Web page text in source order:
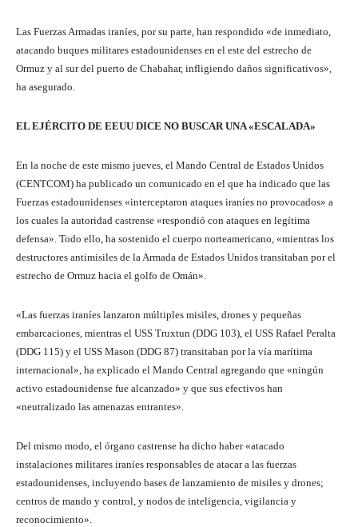
Las Fuerzas Armadas iraníes, por su parte, han respondido «de inmediato,
atacando buques militares estadounidenses en el este del estrecho de
Ormuz y al sur del puerto de Chabahar, infligiendo daños significativos»,
ha asegurado.
EL EJÉRCITO DE EEUU DICE NO BUSCAR UNA «ESCALADA»
En la noche de este mismo jueves, el Mando Central de Estados Unidos
(CENTCOM) ha publicado un comunicado en el que ha indicado que las
Fuerzas estadounidenses «interceptaron ataques iraníes no provocados» a
los cuales la autoridad castrense «respondió con ataques en legítima
defensa». Todo ello, ha sostenido el cuerpo norteamericano, «mientras los
destructores antimisiles de la Armada de Estados Unidos transitaban por el
estrecho de Ormuz hacia el golfo de Omán».
«Las fuerzas iraníes lanzaron múltiples misiles, drones y pequeñas
embarcaciones, mientras el USS Truxtun (DDG 103), el USS Rafael Peralta
(DDG 115) y el USS Mason (DDG 87) transitaban por la vía marítima
internacional», ha explicado el Mando Central agregando que «ningún
activo estadounidense fue alcanzado» y que sus efectivos han
«neutralizado las amenazas entrantes».
Del mismo modo, el órgano castrense ha dicho haber «atacado
instalaciones militares iraníes responsables de atacar a las fuerzas
estadounidenses, incluyendo bases de lanzamiento de misiles y drones;
centros de mando y control, y nodos de inteligencia, vigilancia y
reconocimiento».